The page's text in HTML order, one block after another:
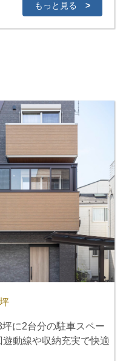
もっと見る >
に2台分の駐車スペー
遊動線や収納充実で快適